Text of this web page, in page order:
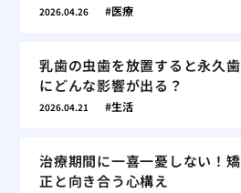
2026.04.26 医療
乳歯の虫歯を放置すると永久歯
にどんな影響が出る？
2026.04.21 生活
治療期間に一喜一憂しない！矯
正と向き合う心構え